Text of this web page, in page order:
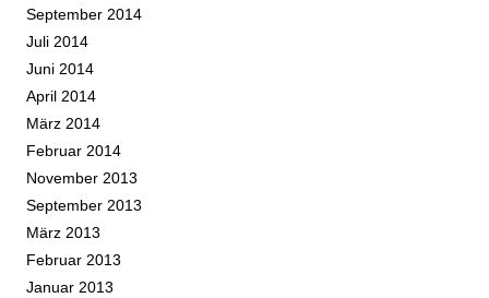
September 2014
Juli 2014
Juni 2014
April 2014
März 2014
Februar 2014
November 2013
September 2013
März 2013
Februar 2013
Januar 2013